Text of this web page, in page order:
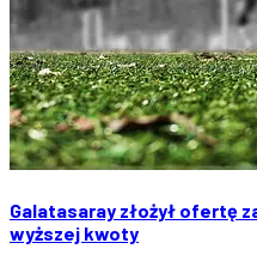
Galatasaray złożył ofertę
wyższej kwoty